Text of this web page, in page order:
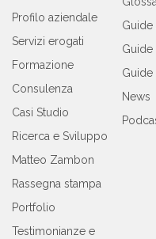
Profilo aziendale
Servizi erogati
Formazione
Consulenza
Casi Studio
Ricerca e Sviluppo
Matteo Zambon
Rassegna stampa
Portfolio
Testimonianze e
Guide
Guide
Guide
News